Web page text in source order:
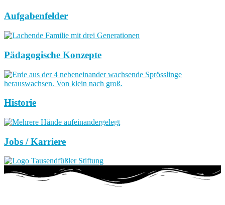
Aufgabenfelder
Pädagogische Konzepte
Historie
Jobs / Karriere